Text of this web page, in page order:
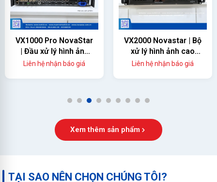
VX1000 Pro NovaStar
| Đầu xử lý hình ảnh
màn hình led
Liên hệ nhận báo giá
VX2000 Novastar | Bộ
xử lý hình ảnh cao
cấp
Liên hệ nhận báo giá
1 2 3 4 5 6 7 8 9
Xem thêm sản phẩm
TẠI SAO NÊN CHỌN CHÚNG TÔI?